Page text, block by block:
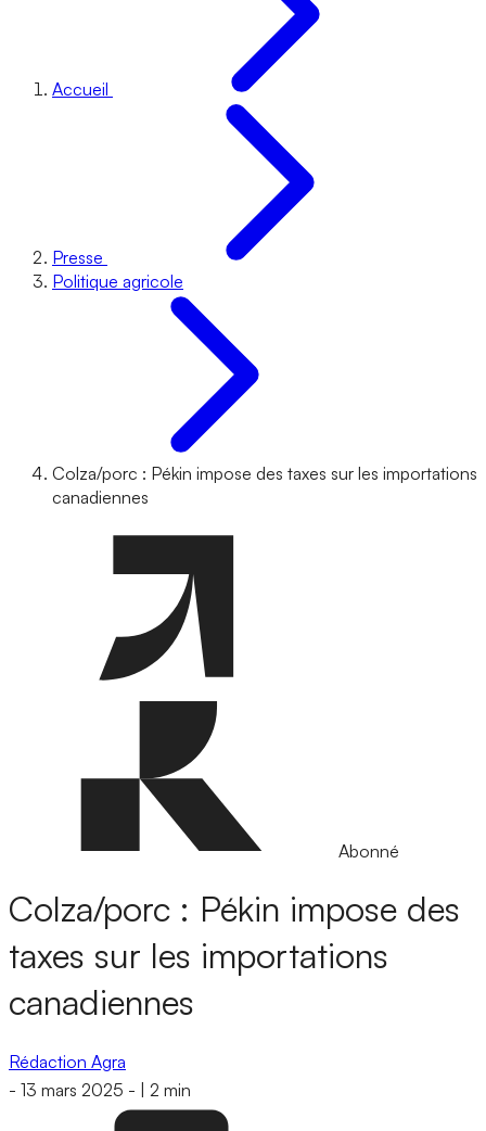
Accueil
Presse
Politique agricole
Colza/porc : Pékin impose des taxes sur les importations
canadiennes
Abonné
Colza/porc : Pékin impose des
taxes sur les importations
canadiennes
Rédaction Agra
- 13 mars 2025 - 2 min